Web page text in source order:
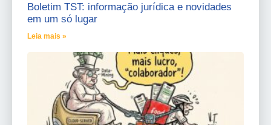
Boletim TST: informação jurídica e novidades
em um só lugar
Leia mais »